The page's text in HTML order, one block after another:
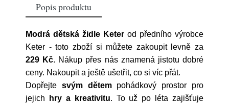
Popis produktu
Modrá dětská židle Keter od předního výrobce
Keter - toto zboží si můžete zakoupit levně za
229 Kč. Nákup přes nás znamená jistotu dobré
ceny. Nakoupit a ještě ušetřit, co si víc přát.
Dopřejte svým dětempohádkový prostor pro
jejich
hry a kreativitu. To už po léta zajišťuje